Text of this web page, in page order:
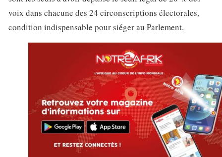
voix dans chacune des 24 circonscriptions électorales,
condition indispensable pour siéger au Parlement.